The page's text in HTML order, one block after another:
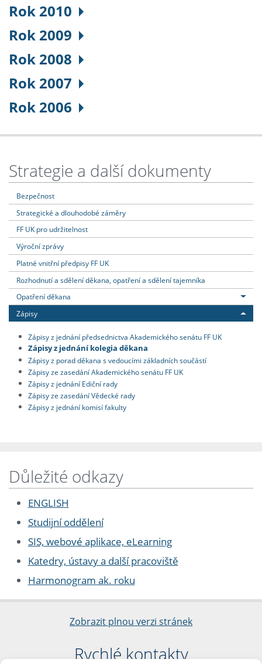
Rok 2010
Rok 2009
Rok 2008
Rok 2007
Rok 2006
Strategie a další dokumenty
Bezpečnost
Strategické a dlouhodobé záměry
FF UK pro udržitelnost
Výroční zprávy
Platné vnitřní předpisy FF UK
Rozhodnutí a sdělení děkana, opatření a sdělení tajemníka
Opatření děkana
Zápisy
Zápisy z jednání předsednictva Akademického senátu FF UK
Zápisy z jednání kolegia děkana
Zápisy z porad děkana s vedoucími základních součástí
Zápisy ze zasedání Akademického senátu FF UK
Zápisy z jednání Ediční rady
Zápisy ze zasedání Vědecké rady
Zápisy z jednání komisí fakulty
Důležité odkazy
ENGLISH
Studijní oddělení
SIS, webové aplikace, eLearning
Katedry, ústavy a další pracoviště
Harmonogram ak. roku
Zobrazit plnou verzi stránek
Rychlé kontakty